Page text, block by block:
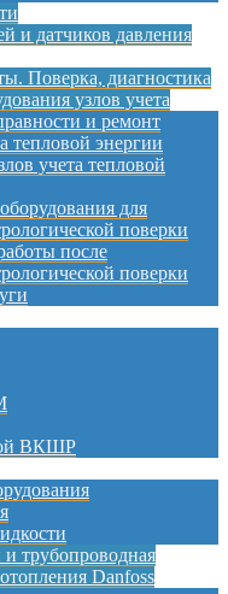
и датчиков давления
Поверка, диагностика
узлов учета
и ремонт
тепловой энергии
учета тепловой
для
поверки
после
поверки
ВКШР
трубопроводная
Danfoss